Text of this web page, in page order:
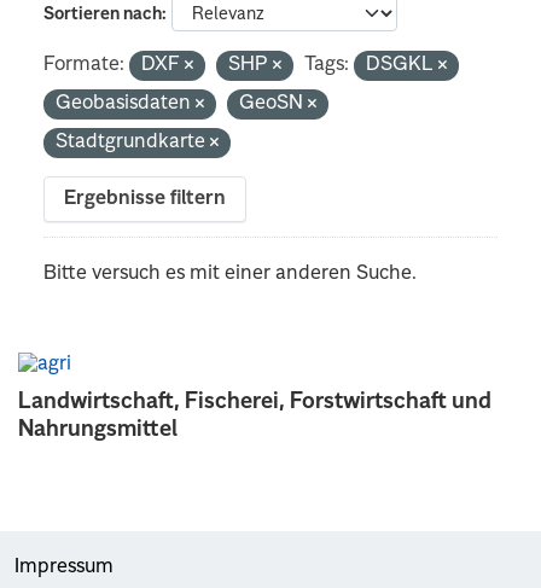
Landwirtschaft, Fischerei, Forstwirtschaft und
Nahrungsmittel
Sortieren nach
Formate: DXF SHP Tags:
DSGKL
Geobasisdaten
GeoSN
Stadtgrundkarte
Ergebnisse filtern
Bitte versuch es mit einer anderen Suche.
Impressum